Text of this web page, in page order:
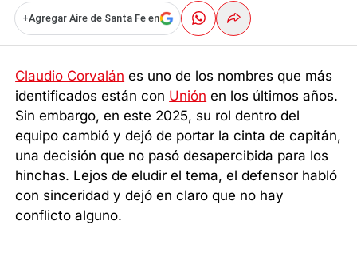
+Agregar Aire de Santa Fe en
Claudio Corvalán es uno de los nombres que más
identificados están con Unión en los últimos años.
Sin embargo, en este 2025, su rol dentro del
equipo cambió y dejó de portar la cinta de capitán,
una decisión que no pasó desapercibida para los
hinchas. Lejos de eludir el tema, el defensor habló
con sinceridad y dejó en claro que no hay
conflicto alguno.